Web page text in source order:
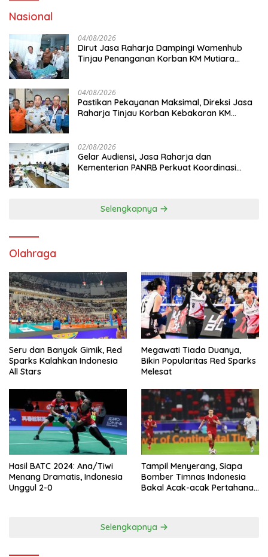
Nasional
04/08/2026
Dirut Jasa Raharja Dampingi Wamenhub
Tinjau Penanganan Korban KM Mutiara
04/08/2026
Pastikan Pekayanan Maksimal, Direksi Jasa
Raharja Tinjau Korban Kebakaran KM
02/08/2026
Gelar Audiensi, Jasa Raharja dan
Kementerian PANRB Perkuat Koordinasi
Selengkapnya
Olahraga
Seru dan Banyak Gimik, Red
Sparks Kalahkan Indonesia
All Stars
Megawati Tiada Duanya,
Bikin Popularitas Red Sparks
Melesat
Hasil BATC 2024: Ana/Tiwi
Menang Dramatis, Indonesia
Unggul 2-0
Tampil Menyerang, Siapa
Bomber Timnas Indonesia
Bakal Acak-acak Pertahanan
Selengkapnya